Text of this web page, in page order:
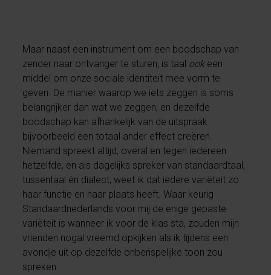
Maar naast een instrument om een boodschap van
zender naar ontvanger te sturen, is taal ookeen
middel om onze sociale identiteit mee vorm te
geven. De manier waarop we iets zeggen is soms
belangrijker dan wat we zeggen, en dezelfde
boodschap kan afhankelijk van de uitspraak
bijvoorbeeld een totaal ander effect creëren.
Niemand spreekt altijd, overal en tegen iedereen
hetzelfde, en als dagelijks spreker van standaardtaal,
tussentaal én dialect, weet ik dat iedere variëteit zo
haar functie en haar plaats heeft. Waar keurig
Standaardnederlands voor mij de enige gepaste
variëteit is wanneer ik voor de klas sta, zouden mijn
vrienden nogal vreemd opkijken als ik tijdens een
avondje uit op dezelfde onberispelijke toon zou
spreken.